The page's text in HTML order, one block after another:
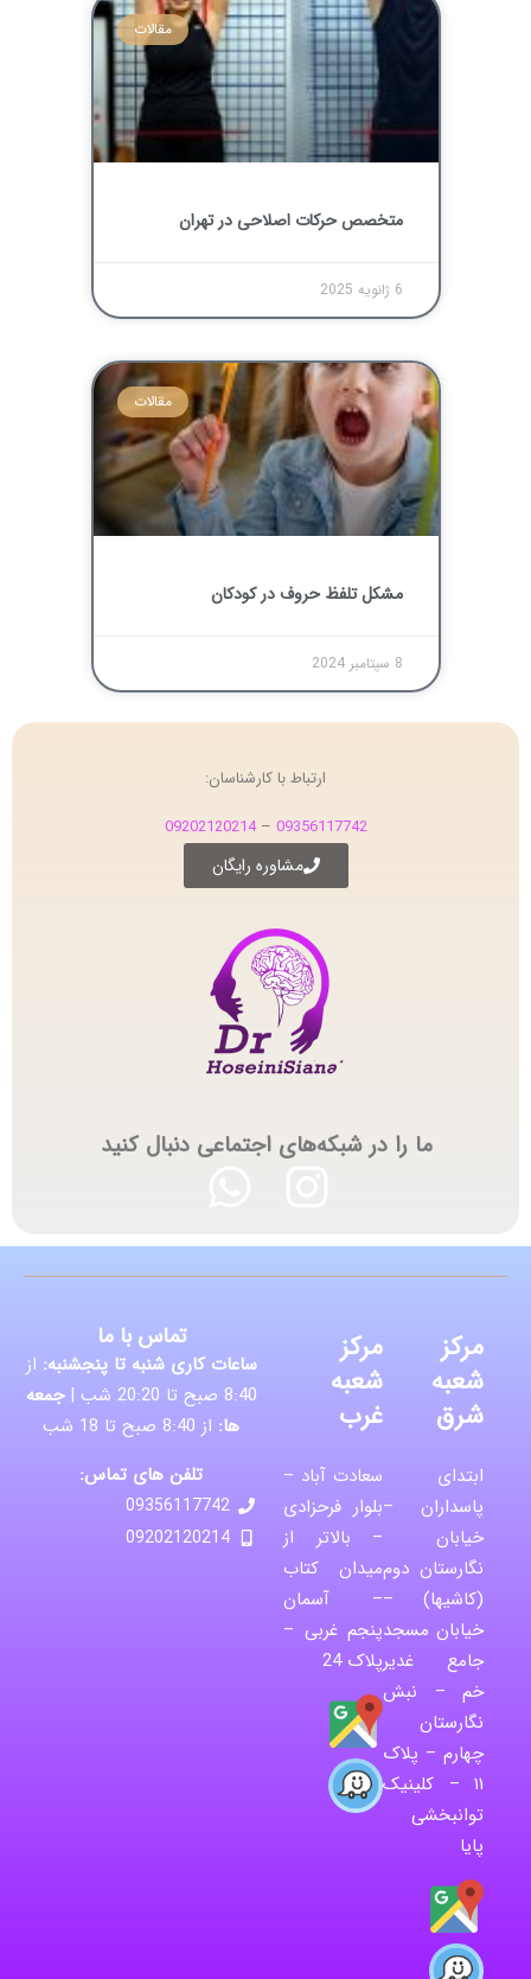
مقالات
متخصص حرکات اصلاحی در تهران
6 ژانویه 2025
مقالات
مشکل تلفظ حروف در کودکان
8 سپتامبر 2024
ارتباط با کارشناسان:
09356117742
–
09202120214
مشاوره رایگان
ما را در شبکه‌های اجتماعی دنبال کنید
مرکز
شعبه
شرق
ابتدای
پاسداران –
خیابان
نگارستان دوم
(کاشیها) –
خیابان مسجد
جامع غدیر
خم – نبش
نگارستان
چهارم – پلاک
۱۱ – کلینیک
توانبخشی
پایا
مرکز
شعبه
غرب
سعادت آباد –
بلوار فرحزادی
– بالاتر از
میدان کتاب
– آسمان
پنجم غربی –
پلاک 24
تماس با ما
ساعات کاری شنبه تا پنجشنبه: از
8:40 صبح تا 20:20 شب |
جمعه
ها: از 8:40 صبح تا 18 شب
تلفن های تماس:
09356117742
09202120214